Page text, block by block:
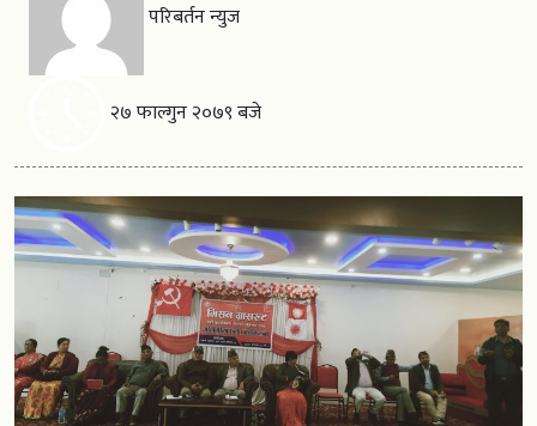
परिबर्तन न्युज
२७ फाल्गुन २०७९ बजे